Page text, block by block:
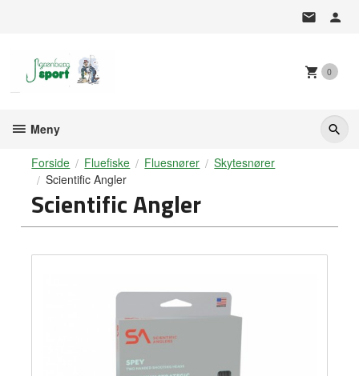
0
Meny
Forside Fluefiske Fluesnører
Skytesnører
Scientific Angler
Scientific Angler